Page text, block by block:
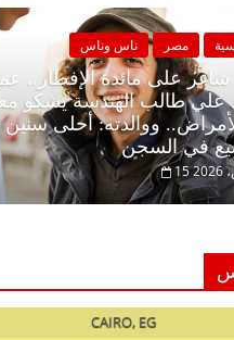
مصر ناس وناس
على الإفطار وبلكونة بلا زينة
عبدالخالق فاروق خبير
انتظار حلم الحرية ولمة
CAIRO, EG